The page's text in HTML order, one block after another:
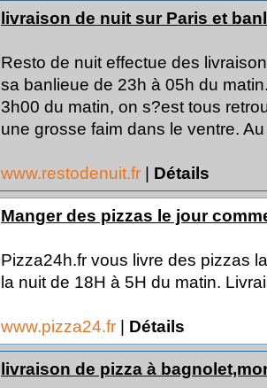
livraison de nuit sur Paris et
Resto de nuit effectue des
sa banlieue de 23h à 05h du
3h00 du matin, on s?est tous
une grosse faim dans le ventre. Au
www.restodenuit.fr | Détails
Manger des pizzas le jour
Pizza24h.fr vous livre des pizzas
la nuit de 18H à 5H du matin.
www.pizza24.fr | Détails
livraison de pizza à